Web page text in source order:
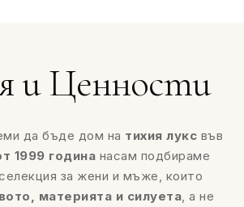
и Ценности
да бъде дом на тихия лукс във
1999 година насам подбираме
за жени и мъже, които
материята и силуета, а не